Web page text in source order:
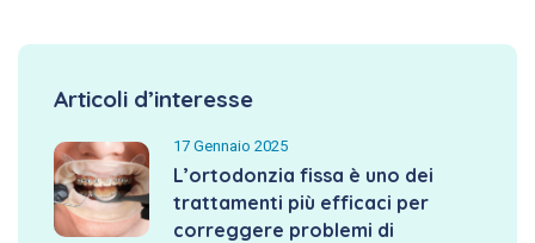
Articoli d’interesse
17 Gennaio 2025
L’ortodonzia fissa è uno dei
trattamenti più efficaci per
correggere problemi di